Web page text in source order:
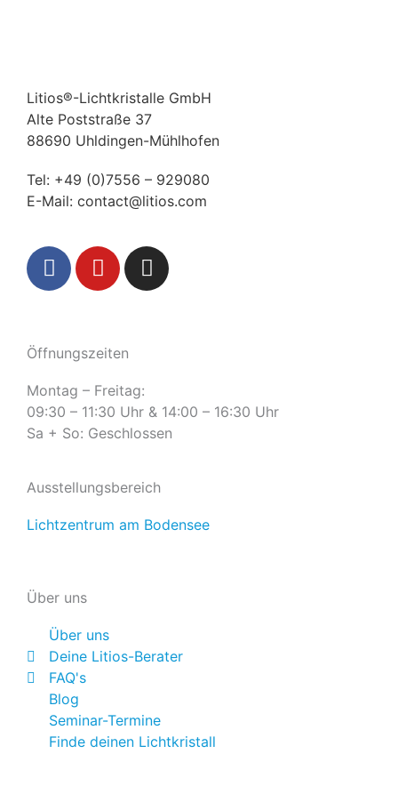
Litios®-Lichtkristalle GmbH
Alte Poststraße 37
88690 Uhldingen-Mühlhofen
Tel: +49 (0)7556 – 929080
E-Mail: contact@litios.com
F
a
b
o
o
k
Y
o
u
b
e
I
n
a
m
Öffnungszeiten
Montag – Freitag:
09:30 – 11:30 Uhr & 14:00 – 16:30 Uhr
Sa + So: Geschlossen
Ausstellungsbereich
Lichtzentrum am Bodensee
Über uns
Über uns
Deine Litios-Berater
FAQ's
Blog
Seminar-Termine
Finde deinen Lichtkristall